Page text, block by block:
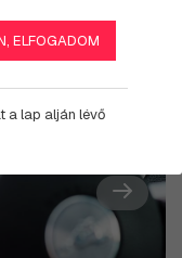
ELFOGADOM
a lap alján lévő